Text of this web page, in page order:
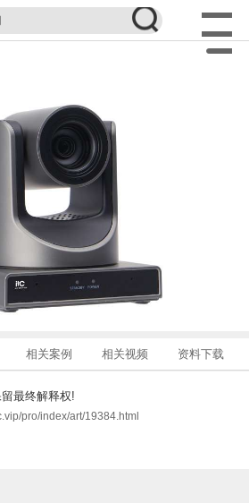
相关案例 相关视频 资料下载
最终解释权!
pro/index/art/19384.html